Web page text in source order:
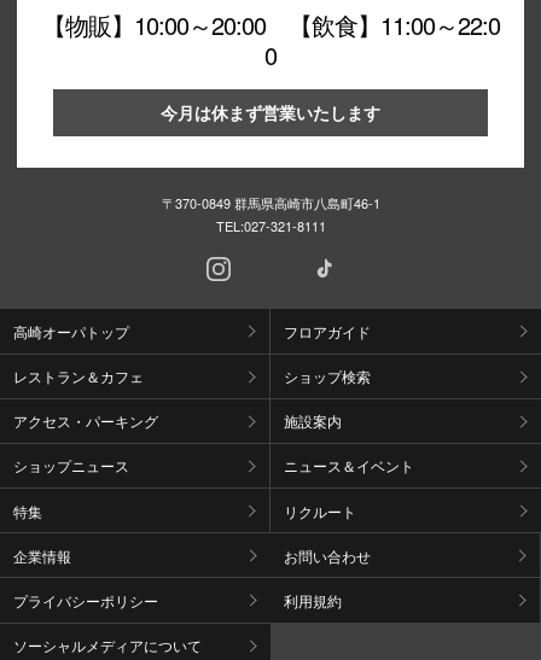
【物販】10:00～20:00 【飲食】11:00～22:0
0
今月は休まず営業いたします
〒370-0849 群馬県高崎市八島町46-1
TEL:027-321-8111
高崎オーパトップ フロアガイド
レストラン＆カフェ ショップ検索
アクセス・パーキング 施設案内
ショップニュース ニュース＆イベント
特集 リクルート
企業情報 お問い合わせ
プライバシーポリシー 利用規約
ソーシャルメディアについて